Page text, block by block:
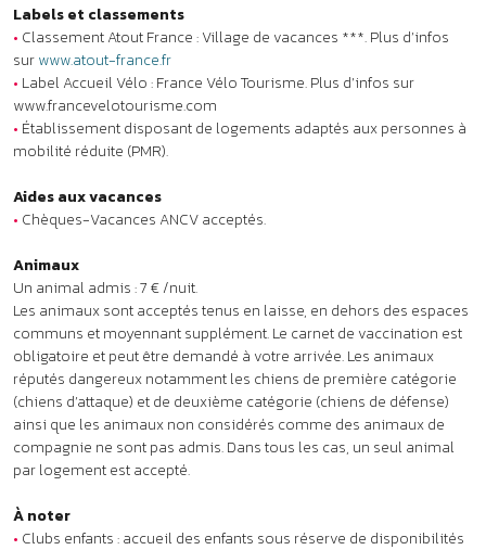
Un animal admis : 7 € /nuit.
Les animaux sont acceptés tenus en laisse, en dehors des espaces
communs et moyennant supplément. Le carnet de vaccination est
obligatoire et peut être demandé à votre arrivée. Les animaux
réputés dangereux notamment les chiens de première catégorie
(chiens d’attaque) et de deuxième catégorie (chiens de défense)
ainsi que les animaux non considérés comme des animaux de
par logement est accepté.
•Clubs enfants : accueil des enfants sous réserve de disponibilités
pour les courts séjours.
•Lits superposés : l’usage du couchage en hauteur ne convient pas
aux enfants de moins de 6 ans (Décret 95-949 du 25 août 1995).
•Voiture conseillée.
Qu'incluent les tarifs ?